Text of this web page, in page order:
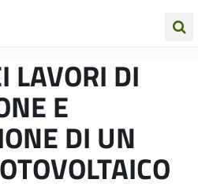
LAVORI DI
E
DI UN